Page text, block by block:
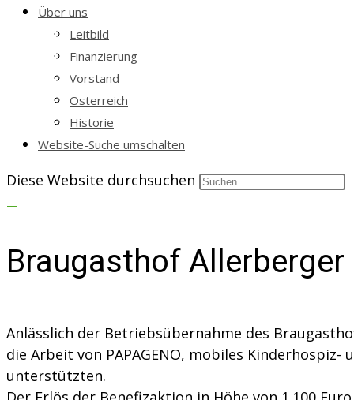
Über uns
Leitbild
Finanzierung
Vorstand
Österreich
Historie
Website-Suche umschalten
Diese Website durchsuchen
Braugasthof Allerberger
Anlässlich der Betriebsübernahme des
die Arbeit von PAPAGENO, mobiles
unterstützten.